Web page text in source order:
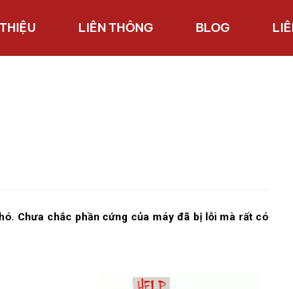
LIÊN THÔNG BLOG
Chưa chắc phần cứng của máy đã bị lỗi mà rất có